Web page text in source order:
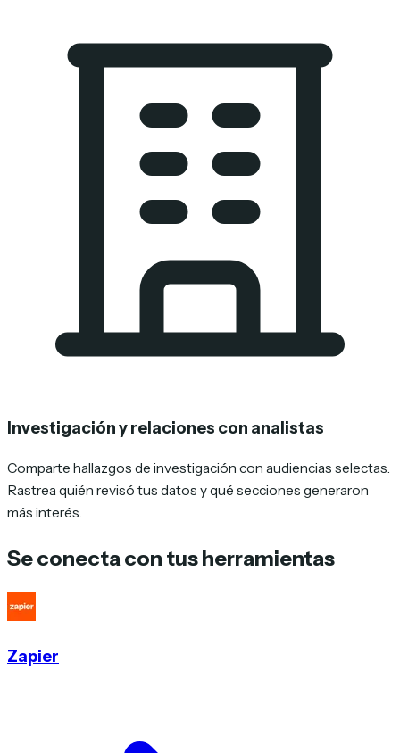
Investigación y relaciones con analistas
Comparte hallazgos de investigación con audiencias selectas.
Rastrea quién revisó tus datos y qué secciones generaron
más interés.
Se conecta con tus herramientas
Zapier